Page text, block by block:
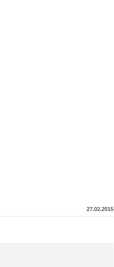
27.02.2015